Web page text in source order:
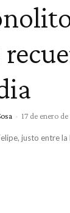
- 17 de enero de
justo entre